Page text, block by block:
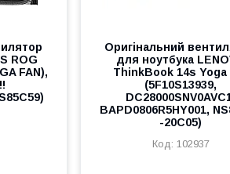
ROG
FAN),
Оригінальний
для ноутбука
ThinkBook 14s Yoga
(5F10S13939,
BAPD0806R5HY001,
-20C05)
102937